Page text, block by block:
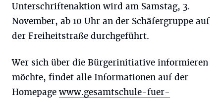
Unterschriftenaktion wird am Samstag, 3.
November, ab 10 Uhr an der Schäfergruppe auf
der Freiheitstraße durchgeführt.
Wer sich über die Bürgerinitiative informieren
möchte, findet alle Informationen auf der
Homepagewww.gesamtschule-fuer-